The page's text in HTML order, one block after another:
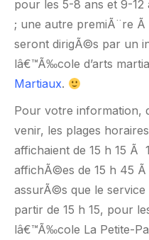
pour les 5-8 ans et 9-12
; une autre premiÃ¨re
seront dirigÃ©s par un
lâ€™Ã‰cole d’arts
Martiaux.
Pour votre information,
venir, les plages
affichaient de 15 h 15
affichÃ©es de 15 h 45
assurÃ©s que le
partir de 15 h 15, pour
lâ€™Ã‰cole La Petite-